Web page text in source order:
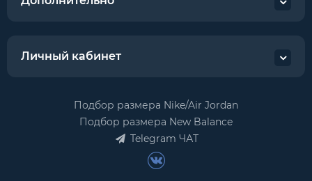
Личный кабинет
Подбор размера Nike/Air Jordan
Подбор размера New Balance
Telegram ЧАТ